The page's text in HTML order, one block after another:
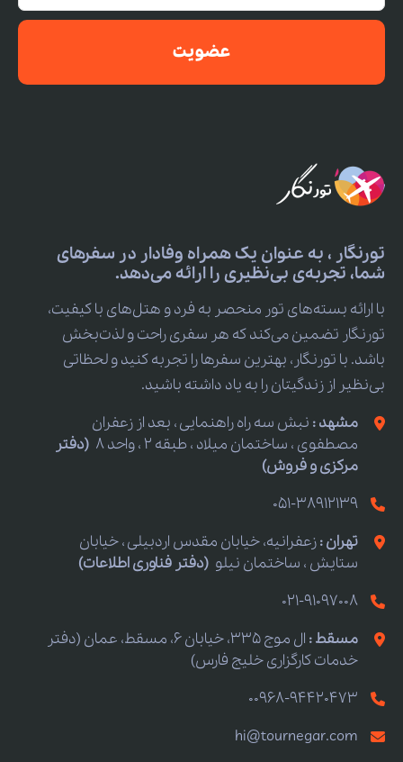
عضویت
تورنگار ، به عنوان یک همراه وفادار در سفرهای
شما، تجربه‌ی بی‌نظیری را ارائه می‌دهد.
با ارائه بسته‌های تور منحصر به فرد و هتل‌های با کیفیت،
تورنگار تضمین می‌کند که هر سفری راحت و لذت‌بخش
باشد. با تورنگار، بهترین سفرها را تجربه کنید و لحظاتی
بی‌نظیر از زندگیتان را به یاد داشته باشید.
مشهد : نبش سه راه راهنمایی ، بعد از زعفران
مصطفوی ، ساختمان میلاد ، طبقه 2 ، واحد 8
(دفتر
مرکزی و فروش)
051-38912139
تهران :زعفرانیه، خیابان مقدس اردبیلی ، خیابان
ستایش ، ساختمان نیلو (دفتر فناوری اطلاعات)
021-91097008
مسقط :
ال موج 335، خیابان 6، مسقط، عمان (دفتر
خدمات کارگزاری خلیج فارس)
00968-94420473
hi@tournegar.com